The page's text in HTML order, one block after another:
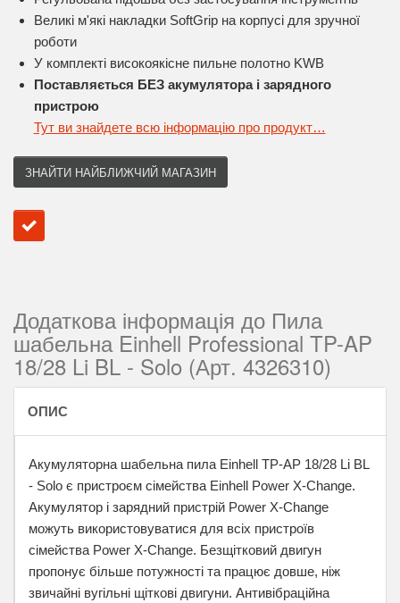
Великі м'які накладки SoftGrip на корпусі для зручної
роботи
У комплекті високоякісне пильне полотно KWB
Поставляється БЕЗ акумулятора і зарядного
пристрою
Тут ви знайдете всю інформацію про продукт…
ЗНАЙТИ НАЙБЛИЖЧИЙ МАГАЗИН
Додаткова інформація до Пила
шабельна Einhell Professional TP-AP
18/28 Li BL - Solo (Арт. 4326310)
ОПИС
Акумуляторна шабельна пила Einhell TP-AP 18/28 Li BL
- Solo є пристроєм сімейства Einhell Power X-Change.
Акумулятор і зарядний пристрій Power X-Change
можуть використовуватися для всіх пристроїв
сімейства Power X-Change. Безщітковий двигун
пропонує більше потужності та працює довше, ніж
звичайні вугільні щіткові двигуни. Антивібраційна